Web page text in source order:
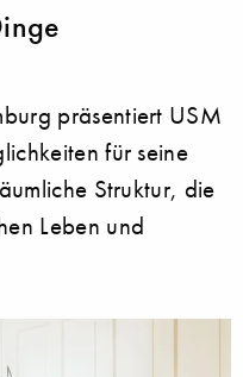
präsentiert USM
für seine
Struktur, die
Leben und